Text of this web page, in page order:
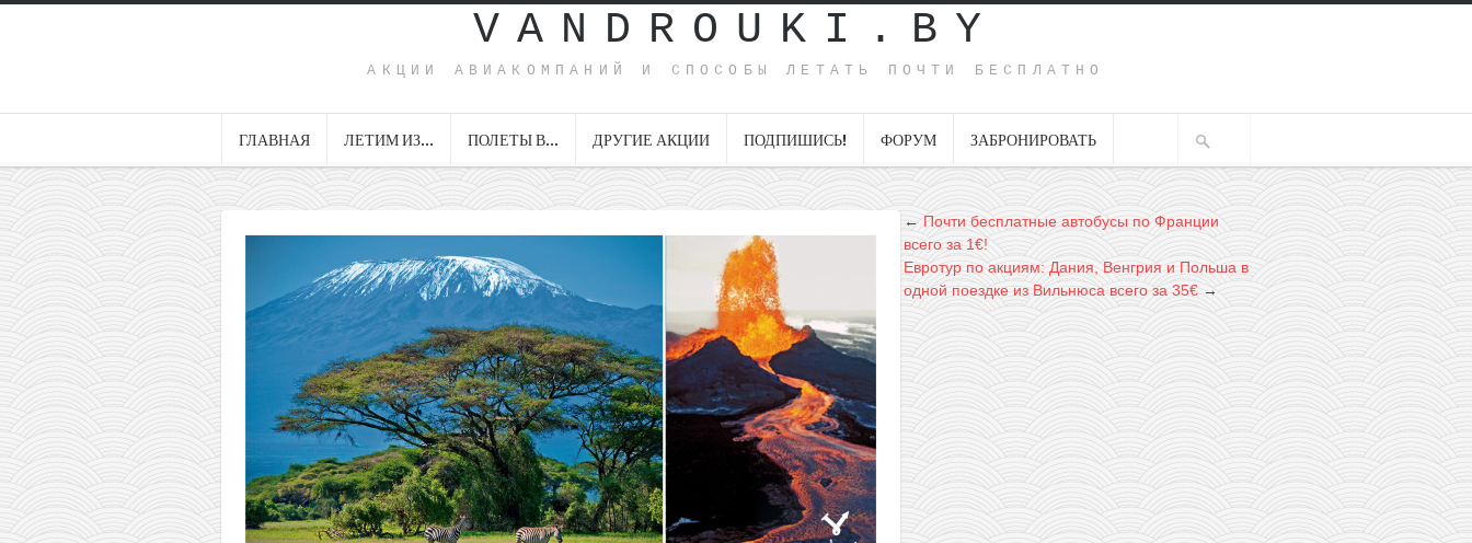
VANDROUKI.BY
АКЦИИ АВИАКОМПАНИЙ И СПОСОБЫ ЛЕТАТЬ ПОЧТИ БЕСПЛАТНО
ГЛАВНАЯ ЛЕТИМ ИЗ… ПОЛЕТЫ В… ДРУГИЕ АКЦИИ ПОДПИШИСЬ! ФОРУМ ЗАБРОНИРОВАТЬ
←Почти бесплатные автобусы по Франции
всего за 1€!
Евротур по акциям: Дания, Венгрия и Польша в
одной поездке из Вильнюса всего за 35€ →